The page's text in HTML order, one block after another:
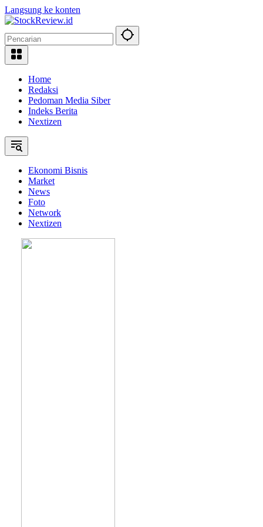
Langsung ke konten
Home
Redaksi
Pedoman Media Siber
Indeks Berita
Nextizen
Ekonomi Bisnis
Market
News
Foto
Network
Nextizen